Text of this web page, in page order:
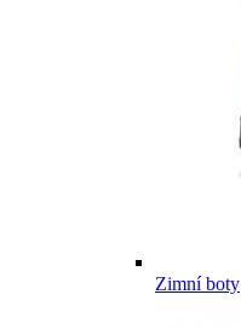
Zimní boty